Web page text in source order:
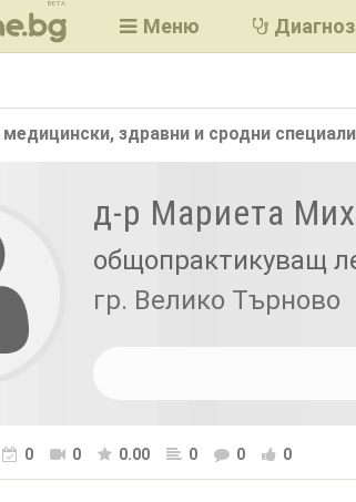
BETA
Меню
медицински, здравни и сродни
д-р Мариета
общопрактикуващ
гр. Велико Търново
0 0 0.00 0 0 0